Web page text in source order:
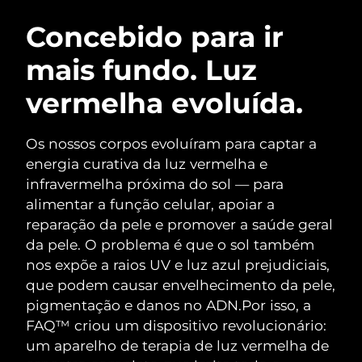
Concebido para ir
mais fundo. Luz
vermelha evoluída.
Os nossos corpos evoluíram para captar a
energia curativa da luz vermelha e
infravermelha próxima do sol — para
alimentar a função celular, apoiar a
reparação da pele e promover a saúde geral
da pele. O problema é que o sol também
nos expõe a raios UV e luz azul prejudiciais,
que podem causar envelhecimento da pele,
pigmentação e danos no ADN.Por isso, a
FAQ™ criou um dispositivo revolucionário:
um aparelho de terapia de luz vermelha de
Limpeza facial
Anti-aging massage
LUNA™ 4 Plus
Massage, LED heating
LUNA™ 4 Men
For men, anti-aging massage
Lifting facial
Microcurrent toning
BEAR™ 2 go
Microcurrent toning on-the-go
BEAR™ 2 eyes & lips
Microcurrent line smoothing device
Hidratação
UFO™ 3 kit
Deep facial hydration
UFO™ 3 LED
Near-infrared and red light therapy
device
Cuidado oral
issa™ 4
Hybrid silicone sonic toothbrush
issa™ 4 plus
Smart hybrid silicone sonic toothbrush
TRATAMENTO ANTIENVELHECIMENTO
FAQ™
Antienvelhecimento Tratamentos LED
NEW
Áustria Entrega prevista
Barein Entrega prevista
Bélgica Entrega prevista
Bermudas Entrega prevista8/15/26
Bósnia e
Herzegovina
Entrega prevista
Brunei Entrega prevista 8/14/26
Bulgária Entrega prevista8/9/26
Canadá Entrega prevista8/13/26
Chile Entrega prevista8/13/26